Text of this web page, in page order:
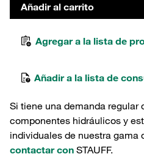
Añadir al carrito
Agregar a la lista de
Añadir a la lista de
Si tiene una demanda regular
componentes hidráulicos y
individuales de nuestra gama
contactar con STAUFF.